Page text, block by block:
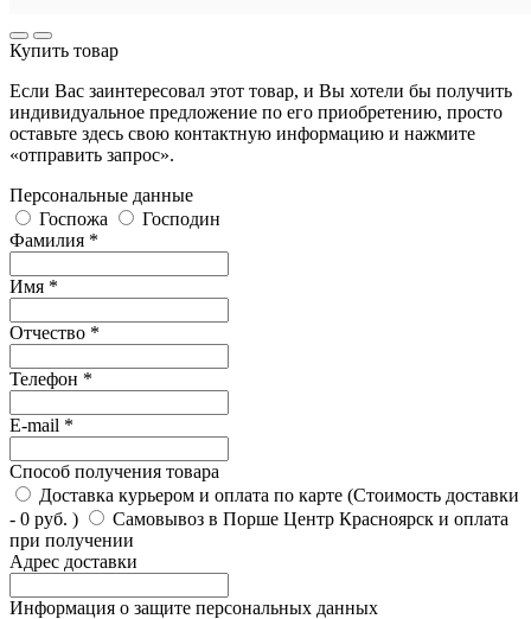
Купить товар
Если Вас заинтересовал этот товар, и Вы хотели бы получить
индивидуальное предложение по его приобретению, просто
оставьте здесь свою контактную информацию и нажмите
«отправить запрос».
Персональные данные
Госпожа
Господин
Фамилия *
Имя *
Отчество *
Телефон *
E-mail *
Способ получения товара
Доставка курьером и оплата по карте (Стоимость доставки
- 0 руб. )
Самовывоз в Порше Центр Красноярск и оплата
при получении
Адрес доставки
Информация о защите персональных данных